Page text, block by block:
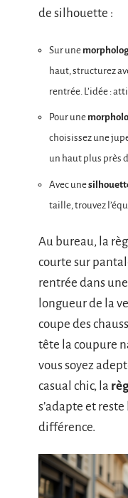
de silhouette :
Sur une
haut, structurez
rentrée. L’idée :
Pour une
choisissez une
un haut plus près
Avec une
taille, trouvez
Au bureau, la
courte sur
rentrée dans
longueur de la
coupe des
tête la coupure
vous soyez
casual chic, la
s’adapte et
différence.